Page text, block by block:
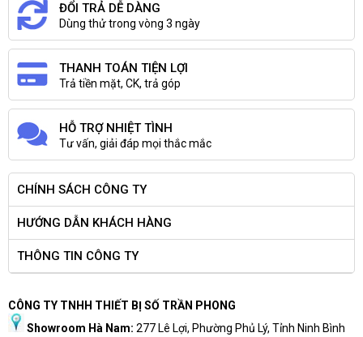
ĐỔI TRẢ DỄ DÀNG
Dùng thử trong vòng 3 ngày
THANH TOÁN TIỆN LỢI
Trả tiền mặt, CK, trả góp
HỖ TRỢ NHIỆT TÌNH
Tư vấn, giải đáp mọi thắc mắc
CHÍNH SÁCH CÔNG TY
HƯỚNG DẪN KHÁCH HÀNG
THÔNG TIN CÔNG TY
CÔNG TY TNHH THIẾT BỊ SỐ TRẦN PHONG
Showroom Hà Nam: 277 Lê Lợi, Phường Phủ Lý, Tỉnh Ninh Bình